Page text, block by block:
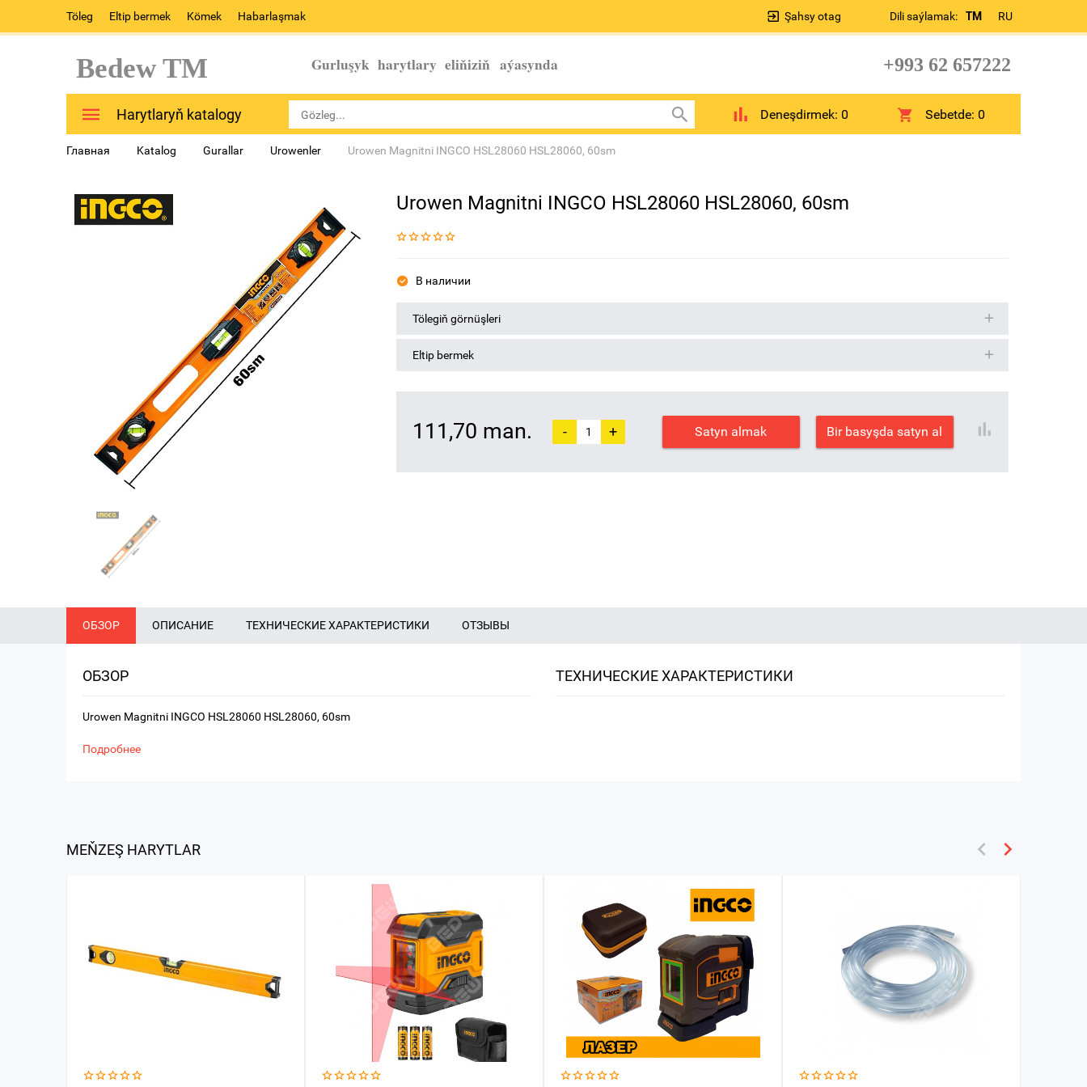
Töleg Eltip bermek Kömek Habarlaşmak Dili saýlamak: TM RU
Şahsy otag
Bedew TM Gurluşyk harytlary eliňiziň aýasynda +993 62 657222
Harytlaryň katalogy Deneşdirmek: 0 Sebetde:0
Главная Katalog Gurallar Urowenler Urowen Magnitni INGCO HSL28060 HSL28060, 60sm
Urowen Magnitni INGCO HSL28060 HSL28060, 60sm
В наличии
Tölegiň görnüşleri
Eltip bermek
111,70 man. - + Satyn almak Bir basyşda satyn al
ОБЗОР ОПИСАНИЕ ТЕХНИЧЕСКИЕ ХАРАКТЕРИСТИКИ ОТЗЫВЫ
ОБЗОР
Urowen Magnitni INGCO HSL28060 HSL28060, 60sm
Подробнее
ТЕХНИЧЕСКИЕ ХАРАКТЕРИСТИКИ
MEŇZEŞ HARYTLAR